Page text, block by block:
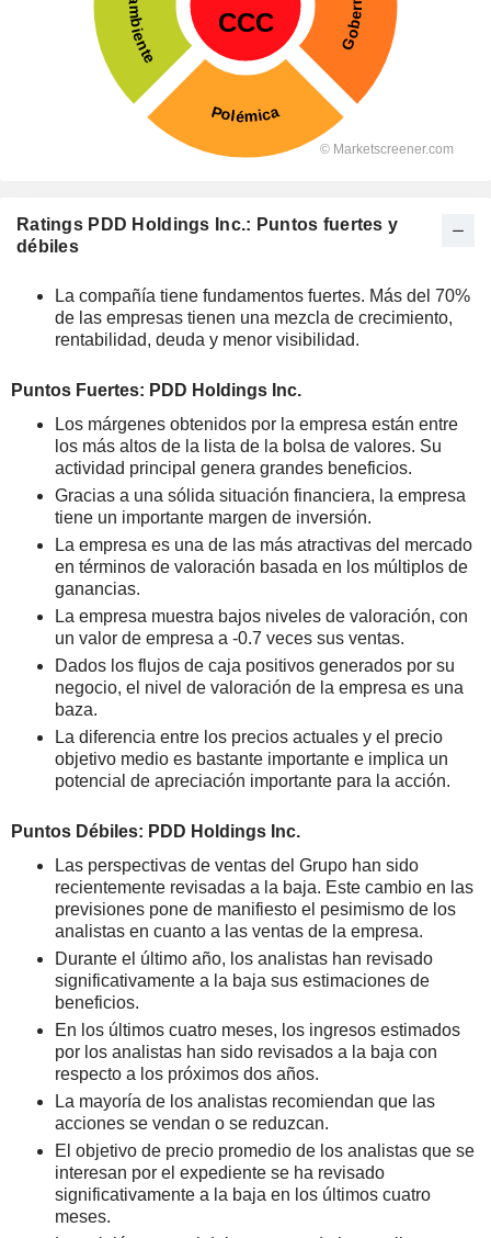
Ratings PDD Holdings Inc.: Puntos fuertes y
débiles
La compañía tiene fundamentos fuertes. Más del 70%
de las empresas tienen una mezcla de crecimiento,
rentabilidad, deuda y menor visibilidad.
Puntos Fuertes: PDD Holdings Inc.
Los márgenes obtenidos por la empresa están entre
los más altos de la lista de la bolsa de valores. Su
actividad principal genera grandes beneficios.
Gracias a una sólida situación financiera, la empresa
tiene un importante margen de inversión.
La empresa es una de las más atractivas del mercado
en términos de valoración basada en los múltiplos de
ganancias.
La empresa muestra bajos niveles de valoración, con
un valor de empresa a -0.7 veces sus ventas.
Dados los flujos de caja positivos generados por su
negocio, el nivel de valoración de la empresa es una
baza.
La diferencia entre los precios actuales y el precio
objetivo medio es bastante importante e implica un
potencial de apreciación importante para la acción.
Puntos Débiles: PDD Holdings Inc.
Las perspectivas de ventas del Grupo han sido
recientemente revisadas a la baja. Este cambio en las
previsiones pone de manifiesto el pesimismo de los
analistas en cuanto a las ventas de la empresa.
Durante el último año, los analistas han revisado
significativamente a la baja sus estimaciones de
beneficios.
En los últimos cuatro meses, los ingresos estimados
por los analistas han sido revisados a la baja con
respecto a los próximos dos años.
La mayoría de los analistas recomiendan que las
acciones se vendan o se reduzcan.
El objetivo de precio promedio de los analistas que se
interesan por el expediente se ha revisado
significativamente a la baja en los últimos cuatro
meses.